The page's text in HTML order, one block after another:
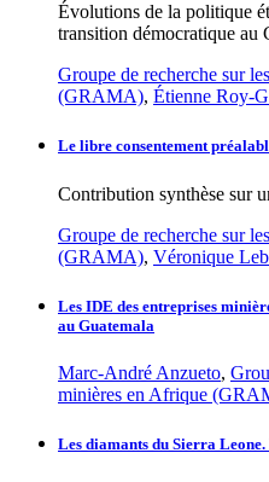
Évolutions de la politique
transition démocratique au
Groupe de recherche sur
(GRAMA), Étienne Roy-
Le libre consentement
Contribution synthèse sur
Groupe de recherche sur
(GRAMA), Véronique
Les IDE des entreprises
au Guatemala
Marc-André Anzueto,
minières en Afrique
Les diamants du Sierra